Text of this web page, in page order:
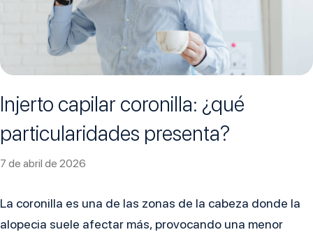
Injerto capilar coronilla: ¿qué
particularidades presenta?
7 de abril de 2026
La coronilla es una de las zonas de la cabeza donde la
alopecia suele afectar más, provocando una menor